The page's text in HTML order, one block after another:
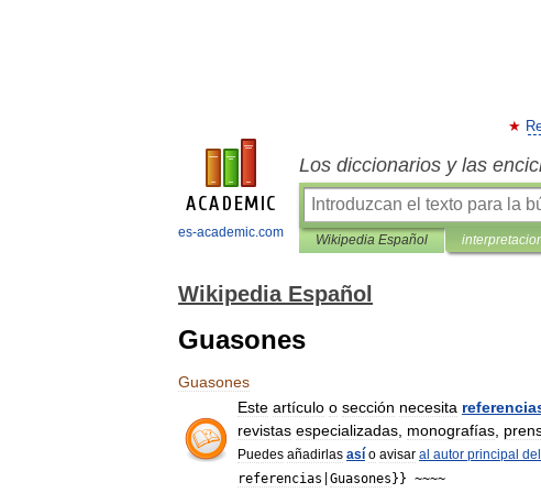
es-academic.com
Los diccionarios y las
Wikipedia Español
Wikipedia Español
Guasones
Guasones
Este artículo o sección necesita
revistas especializadas monografías
Puedes añadirlas así o avisar al autor principal del
referencias Guasones }} ~~~~